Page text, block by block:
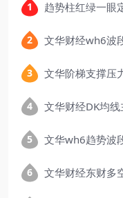
文华阶梯支撑压
文华wh6趋势波
文华财经东财多